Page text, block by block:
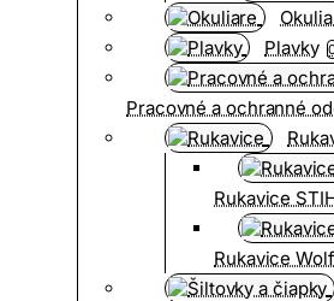
Plavky
Pracovné a ochranné
Rukavice
Rukavice